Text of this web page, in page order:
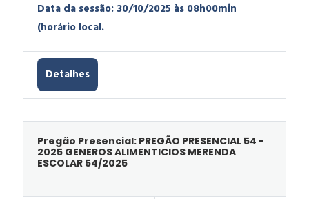
Data da sessão: 30/10/2025 às 08h00min
(horário local.
Detalhes
Pregão Presencial: PREGÃO PRESENCIAL 54 -
2025 GENEROS ALIMENTICIOS MERENDA
ESCOLAR 54/2025